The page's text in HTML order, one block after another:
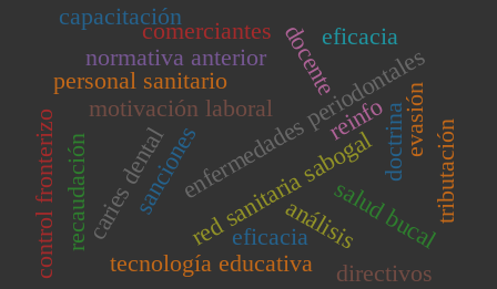
motivación laboral
personal sanitario
red sanitaria sabogalsalud bucal
caries dentalenfermedades periodontales
docente
tecnología educativa
análisis
doctrina
normativa anterior
reinfo evasióntributación
recaudación
comerciantes
control fronterizo sanciones
eficacia
capacitación
eficacia
directivos